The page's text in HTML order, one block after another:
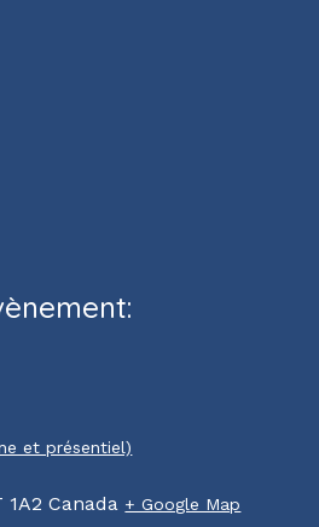
et présentiel)
1A2 Canada + Google Map